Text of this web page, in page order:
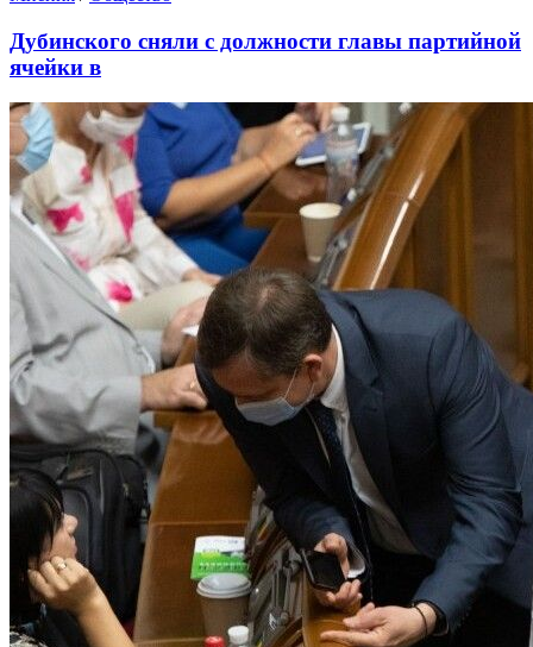
Дубинского сняли с должности главы партийной
ячейки в